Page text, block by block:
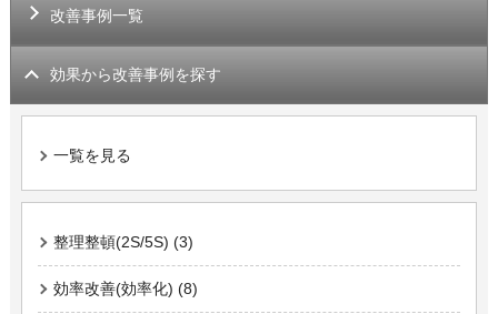
改善事例一覧
効果から改善事例を探す
一覧を見る
整理整頓(2S/5S) (3)
効率改善(効率化) (8)